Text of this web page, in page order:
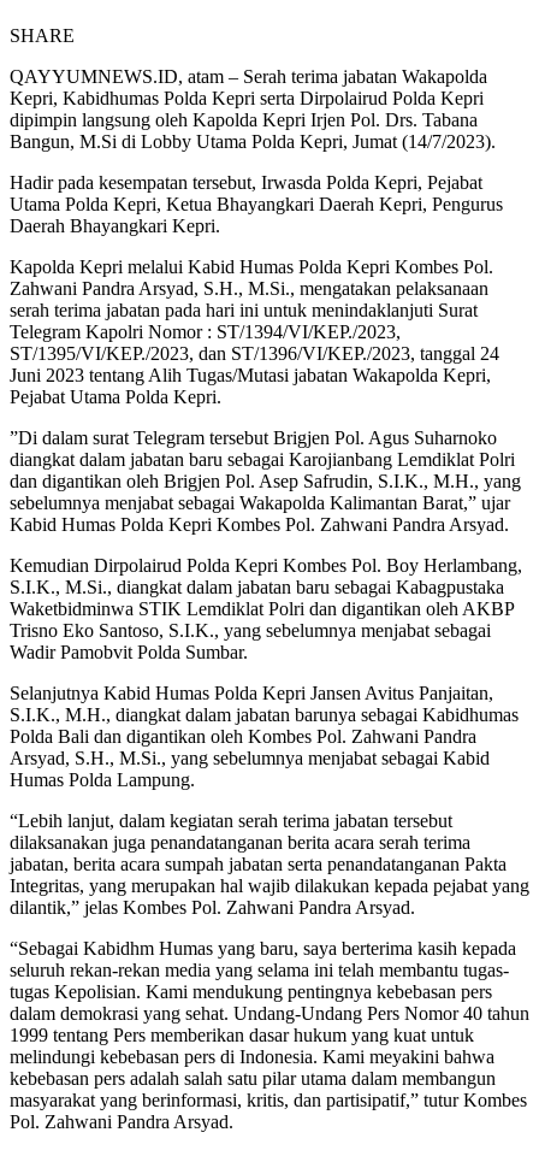
SHARE
QAYYUMNEWS.ID, atam – Serah terima jabatan Wakapolda
Kepri, Kabidhumas Polda Kepri serta Dirpolairud Polda Kepri
dipimpin langsung oleh Kapolda Kepri Irjen Pol. Drs. Tabana
Bangun, M.Si di Lobby Utama Polda Kepri, Jumat (14/7/2023).
Hadir pada kesempatan tersebut, Irwasda Polda Kepri, Pejabat
Utama Polda Kepri, Ketua Bhayangkari Daerah Kepri, Pengurus
Daerah Bhayangkari Kepri.
Kapolda Kepri melalui Kabid Humas Polda Kepri Kombes Pol.
Zahwani Pandra Arsyad, S.H., M.Si., mengatakan pelaksanaan
serah terima jabatan pada hari ini untuk menindaklanjuti Surat
Telegram Kapolri Nomor : ST/1394/VI/KEP./2023,
ST/1395/VI/KEP./2023, dan ST/1396/VI/KEP./2023, tanggal 24
Juni 2023 tentang Alih Tugas/Mutasi jabatan Wakapolda Kepri,
Pejabat Utama Polda Kepri.
”Di dalam surat Telegram tersebut Brigjen Pol. Agus Suharnoko
diangkat dalam jabatan baru sebagai Karojianbang Lemdiklat Polri
dan digantikan oleh Brigjen Pol. Asep Safrudin, S.I.K., M.H., yang
sebelumnya menjabat sebagai Wakapolda Kalimantan Barat,” ujar
Kabid Humas Polda Kepri Kombes Pol. Zahwani Pandra Arsyad.
Kemudian Dirpolairud Polda Kepri Kombes Pol. Boy Herlambang,
S.I.K., M.Si., diangkat dalam jabatan baru sebagai Kabagpustaka
Waketbidminwa STIK Lemdiklat Polri dan digantikan oleh AKBP
Trisno Eko Santoso, S.I.K., yang sebelumnya menjabat sebagai
Wadir Pamobvit Polda Sumbar.
Selanjutnya Kabid Humas Polda Kepri Jansen Avitus Panjaitan,
S.I.K., M.H., diangkat dalam jabatan barunya sebagai Kabidhumas
Polda Bali dan digantikan oleh Kombes Pol. Zahwani Pandra
Arsyad, S.H., M.Si., yang sebelumnya menjabat sebagai Kabid
Humas Polda Lampung.
“Lebih lanjut, dalam kegiatan serah terima jabatan tersebut
dilaksanakan juga penandatanganan berita acara serah terima
jabatan, berita acara sumpah jabatan serta penandatanganan Pakta
Integritas, yang merupakan hal wajib dilakukan kepada pejabat yang
dilantik,” jelas Kombes Pol. Zahwani Pandra Arsyad.
“Sebagai Kabidhm Humas yang baru, saya berterima kasih kepada
seluruh rekan-rekan media yang selama ini telah membantu tugas-
tugas Kepolisian. Kami mendukung pentingnya kebebasan pers
dalam demokrasi yang sehat. Undang-Undang Pers Nomor 40 tahun
1999 tentang Pers memberikan dasar hukum yang kuat untuk
melindungi kebebasan pers di Indonesia. Kami meyakini bahwa
kebebasan pers adalah salah satu pilar utama dalam membangun
masyarakat yang berinformasi, kritis, dan partisipatif,” tutur Kombes
Pol. Zahwani Pandra Arsyad.